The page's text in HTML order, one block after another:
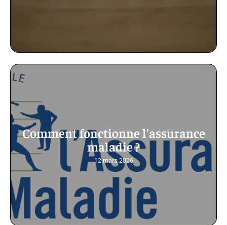
Comment fonctionne l’assurance
maladie ?
12 mars 2026